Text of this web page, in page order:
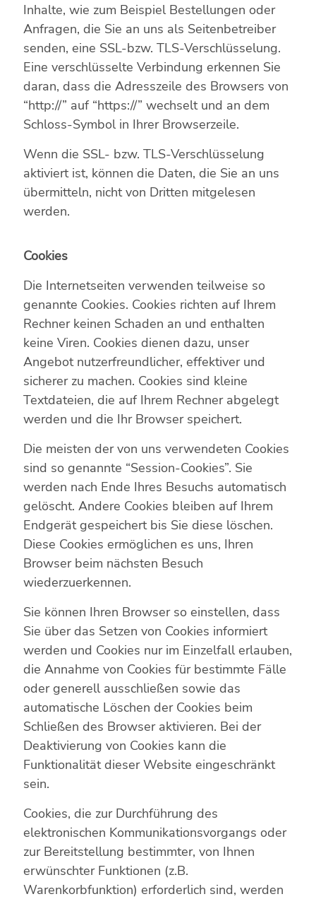
Inhalte, wie zum Beispiel Bestellungen oder
Anfragen, die Sie an uns als Seitenbetreiber
senden, eine SSL-bzw. TLS-Verschlüsselung.
Eine verschlüsselte Verbindung erkennen Sie
daran, dass die Adresszeile des Browsers von
“http://” auf “https://” wechselt und an dem
Schloss-Symbol in Ihrer Browserzeile.
Wenn die SSL- bzw. TLS-Verschlüsselung
aktiviert ist, können die Daten, die Sie an uns
übermitteln, nicht von Dritten mitgelesen
werden.
Cookies
Die Internetseiten verwenden teilweise so
genannte Cookies. Cookies richten auf Ihrem
Rechner keinen Schaden an und enthalten
keine Viren. Cookies dienen dazu, unser
Angebot nutzerfreundlicher, effektiver und
sicherer zu machen. Cookies sind kleine
Textdateien, die auf Ihrem Rechner abgelegt
werden und die Ihr Browser speichert.
Die meisten der von uns verwendeten Cookies
sind so genannte “Session-Cookies”. Sie
werden nach Ende Ihres Besuchs automatisch
gelöscht. Andere Cookies bleiben auf Ihrem
Endgerät gespeichert bis Sie diese löschen.
Diese Cookies ermöglichen es uns, Ihren
Browser beim nächsten Besuch
wiederzuerkennen.
Sie können Ihren Browser so einstellen, dass
Sie über das Setzen von Cookies informiert
werden und Cookies nur im Einzelfall erlauben,
die Annahme von Cookies für bestimmte Fälle
oder generell ausschließen sowie das
automatische Löschen der Cookies beim
Schließen des Browser aktivieren. Bei der
Deaktivierung von Cookies kann die
Funktionalität dieser Website eingeschränkt
sein.
Cookies, die zur Durchführung des
elektronischen Kommunikationsvorgangs oder
zur Bereitstellung bestimmter, von Ihnen
erwünschter Funktionen (z.B.
Warenkorbfunktion) erforderlich sind, werden